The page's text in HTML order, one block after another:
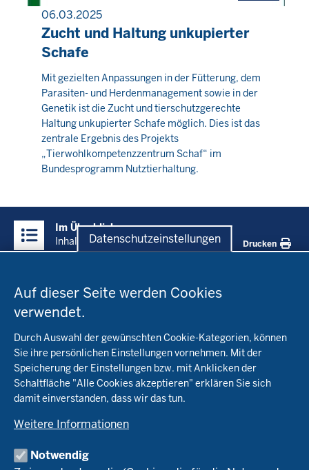
Datenschutzeinstellungen
Auf dieser Seite werden Cookies
verwendet.
Durch Auswahl der gewünschten Cookie-Kategorien, können
Sie ihre persönlichen Einstellungen vornehmen. Mit der
Speicherung der Einstellungen bzw. mit Anklicken der
Schaltfläche "Alle Cookies akzeptieren" erklären Sie sich
damit einverstanden, dass wir das tun.
Weitere Informationen
Notwendig
06.03.2025
PRESSEMITTEILUNG
Zucht und Haltung unkupierter
Schafe
Donnerstag,
6
August
2026
06:26
Mit gezielten Anpassungen in der Fütterung, dem
Parasiten- und Herdenmanagement sowie in der
Genetik ist die Zucht und tierschutzgerechte
Haltung unkupierter Schafe möglich. Dies ist das
zentrale Ergebnis des Projekts
„Tierwohlkompetenzzentrum Schaf“ im
Bundesprogramm Nutztierhaltung.
Inhalte
Im Überblick
Inhalt
Drucken
in
der
Fachinfo
Öko-Modellregionen NRW
Pflanzenbau
Tierhaltung
Markt
Umstellung
Recht
Beratung
Landwirtschaftskammer NRW
Bioland
Naturland
Versuche
Leitbetriebe Ökologischer Landbau
Versuchsbetriebe
WRRL-Modellbetriebe